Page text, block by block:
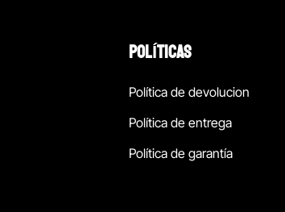
POLÍTICAS
Política de devolucion
Política de entrega
Política de garantía